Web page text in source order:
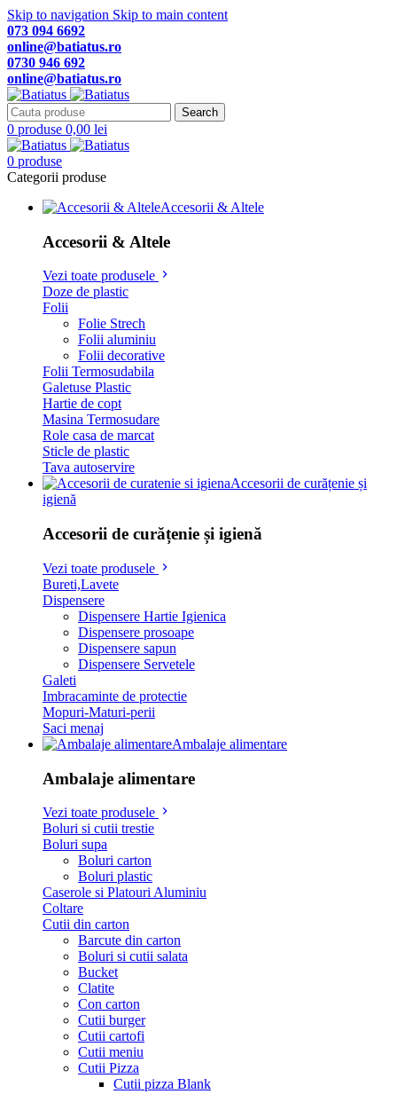
Skip to navigation Skip to main content
073 094 6692
online@batiatus.ro
0730 946 692
online@batiatus.ro
Search
0 produse 0,00 lei
0 produse
Categorii produse
Accesorii & Altele
Accesorii & Altele
Vezi toate produsele
Doze de plastic
Folii
Folie Strech
Folii aluminiu
Folii decorative
Folii Termosudabila
Galetuse Plastic
Hartie de copt
Masina Termosudare
Role casa de marcat
Sticle de plastic
Tava autoservire
Accesorii de curățenie și
igienă
Accesorii de curățenie și igienă
Vezi toate produsele
Bureti,Lavete
Dispensere
Dispensere Hartie Igienica
Dispensere prosoape
Dispensere sapun
Dispensere Servetele
Galeti
Imbracaminte de protectie
Mopuri-Maturi-perii
Saci menaj
Ambalaje alimentare
Ambalaje alimentare
Vezi toate produsele
Boluri si cutii trestie
Boluri supa
Boluri carton
Boluri plastic
Caserole si Platouri Aluminiu
Coltare
Cutii din carton
Barcute din carton
Boluri si cutii salata
Bucket
Clatite
Con carton
Cutii burger
Cutii cartofi
Cutii meniu
Cutii Pizza
Cutii pizza Blank